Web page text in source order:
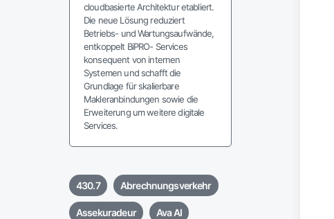
cloudbasierte Architektur etabliert.
Die neue Lösung reduziert
Betriebs- und Wartungsaufwände,
entkoppelt BiPRO- Services
konsequent von internen
Systemen und schafft die
Grundlage für skalierbare
Makleranbindungen sowie die
Erweiterung um weitere digitale
Services.
430.7 Abrechnungsverkehr
Assekuradeur Ava AI